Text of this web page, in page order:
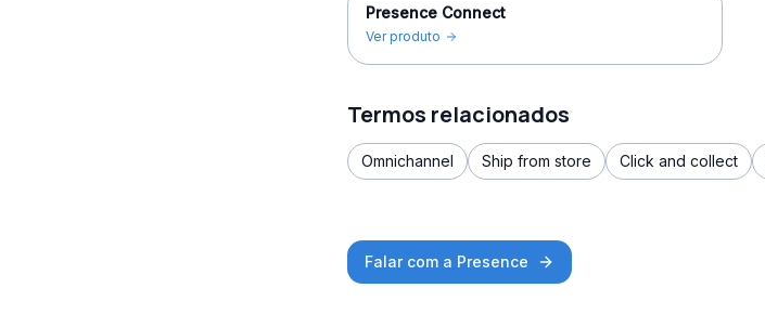
Presence Connect
Ver produto
Termos relacionados
Omnichannel Ship from store Click and collect
Falar com a Presence